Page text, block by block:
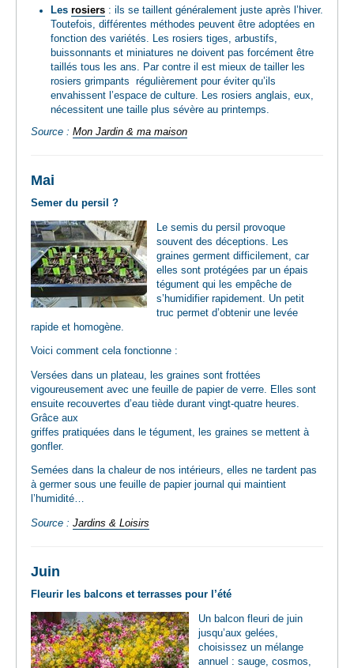
Les rosiers : ils se taillent généralement juste après l’hiver.
Toutefois, différentes méthodes peuvent être adoptées en
fonction des variétés. Les rosiers tiges, arbustifs,
buissonnants et miniatures ne doivent pas forcément être
taillés tous les ans. Par contre il est mieux de tailler les
rosiers grimpants régulièrement pour éviter qu’ils
envahissent l’espace de culture. Les rosiers anglais, eux,
nécessitent une taille plus sévère au printemps.
Source : Mon Jardin & ma maison
Mai
Semer du persil ?
Le semis du persil provoque
souvent des déceptions. Les
graines germent difficilement, car
elles sont protégées par un épais
tégument qui les empêche de
s’humidifier rapidement. Un petit
truc permet d’obtenir une levée
rapide et homogène.
Voici comment cela fonctionne :
Versées dans un plateau, les graines sont frottées
vigoureusement avec une feuille de papier de verre. Elles sont
ensuite recouvertes d’eau tiède durant vingt-quatre heures.
Grâce aux
griffes pratiquées dans le tégument, les graines se mettent à
gonfler.
Semées dans la chaleur de nos intérieurs, elles ne tardent pas
à germer sous une feuille de papier journal qui maintient
l’humidité…
Source : Jardins & Loisirs
Juin
Fleurir les balcons et terrasses pour l’été
Un balcon fleuri de juin
jusqu’aux gelées,
choisissez un mélange
annuel : sauge, cosmos,